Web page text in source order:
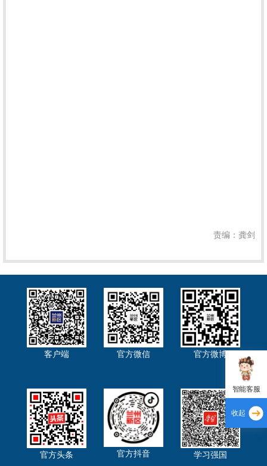
责编：龚剑
智能客服
收起
客户端 官方微信 官方微博
官方头条 官方抖音 学习强国